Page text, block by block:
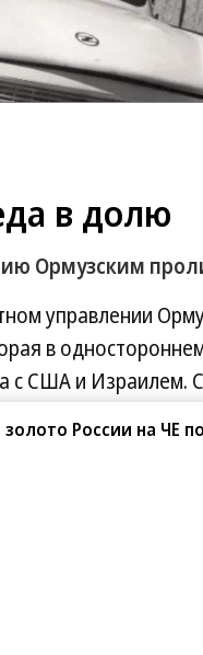
в долю
Ормузским
управлении
в
с США и Израилем.
как сбор пошлин,
России на ЧЕ